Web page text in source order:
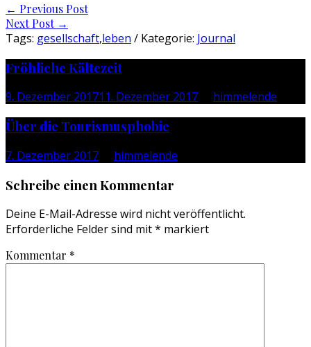
Post
navigation
← Previous Post
Next Post →
Tags: gesellschaft,leben / Kategorie: Journal
Fröhliche Kältezeit
9. Dezember 201711. Dezember 2017 himmelende
Über die Tourismusphobie
7. Dezember 2017 himmelende
Schreibe einen Kommentar
Deine E-Mail-Adresse wird nicht veröffentlicht.
Erforderliche Felder sind mit* markiert
Kommentar *